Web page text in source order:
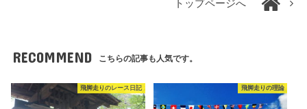
トップページへ
RECOMMEND こちらの記事も人気です。
飛脚走りのレース日記 飛脚走りの理論